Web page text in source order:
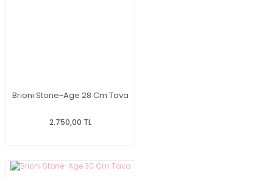
Brioni Stone-Age 28 Cm Tava
2.750,00 TL